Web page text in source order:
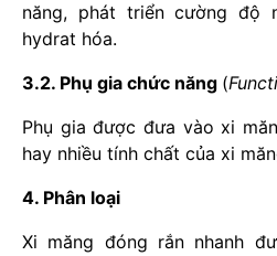
năng, phát triển cường độ
hydrat hóa.
3.2. Phụ gia chức năng (
Phụ gia được đưa vào xi
hay nhiều tính chất của xi
4. Phân loại
Xi măng đóng rắn nhanh